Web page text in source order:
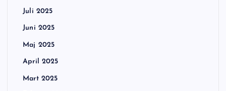
Juli 2025
Juni 2025
Maj 2025
April 2025
Mart 2025